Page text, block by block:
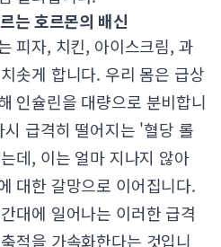
는 호르몬의 배신
피자, 치킨, 아이스크림, 과
솟게 합니다. 우리 몸은 급상
인슐린을 대량으로 분비합니
급격히 떨어지는 '혈당 롤
데, 이는 얼마 지나지 않아
대한 갈망으로 이어집니다.
대에 일어나는 이러한 급격
적을 가속화한다는 것입니